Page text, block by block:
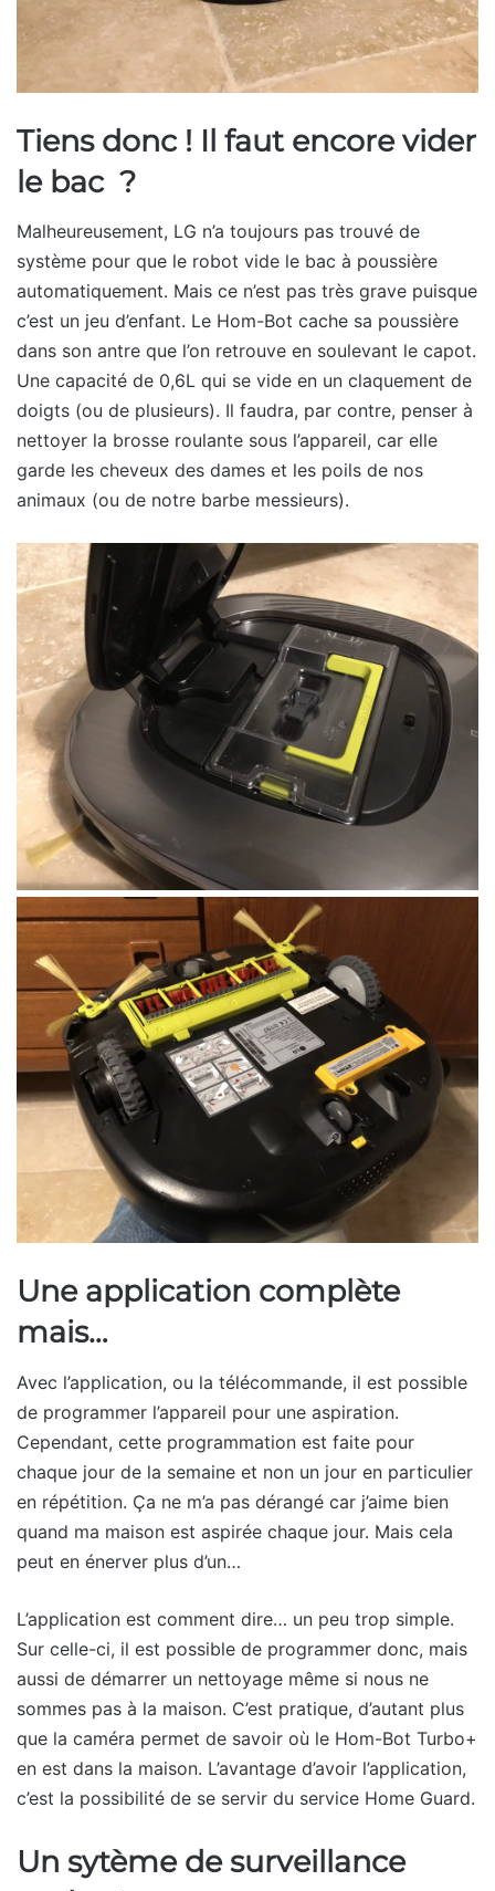
Tiens donc ! Il faut encore vider
le bac ?
Malheureusement, LG n’a toujours pas trouvé de
système pour que le robot vide le bac à poussière
automatiquement. Mais ce n’est pas très grave puisque
c’est un jeu d’enfant. Le Hom-Bot cache sa poussière
dans son antre que l’on retrouve en soulevant le capot.
Une capacité de 0,6L qui se vide en un claquement de
doigts (ou de plusieurs). Il faudra, par contre, penser à
nettoyer la brosse roulante sous l’appareil, car elle
garde les cheveux des dames et les poils de nos
animaux (ou de notre barbe messieurs).
Une application complète
mais…
Avec l’application, ou la télécommande, il est possible
de programmer l’appareil pour une aspiration.
Cependant, cette programmation est faite pour
chaque jour de la semaine et non un jour en particulier
en répétition. Ça ne m’a pas dérangé car j’aime bien
quand ma maison est aspirée chaque jour. Mais cela
peut en énerver plus d’un…
L’application est comment dire… un peu trop simple.
Sur celle-ci, il est possible de programmer donc, mais
aussi de démarrer un nettoyage même si nous ne
sommes pas à la maison. C’est pratique, d’autant plus
que la caméra permet de savoir où le Hom-Bot Turbo+
en est dans la maison. L’avantage d’avoir l’application,
c’est la possibilité de se servir du service Home Guard.
Un sytème de surveillance